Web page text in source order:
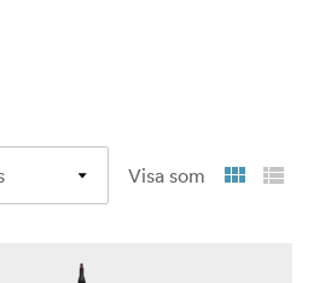
Visa som